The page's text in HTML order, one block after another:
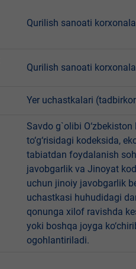
Qurilish sanoati
Qurilish sanoati
Yer uchastkalari
Savdo g`olibi
to‘g‘risidagi kodeksida,
tabiatdan foydalanish
javobgarlik va Jinoyat
uchun jinoiy javobgarlik
uchastkasi huhudidagi
qonunga xilof ravishda
yoki boshqa joyga
ogohlantiriladi.